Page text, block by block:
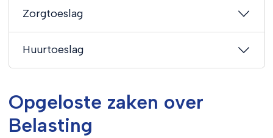
Zorgtoeslag
Huurtoeslag
Opgeloste zaken over
Belasting